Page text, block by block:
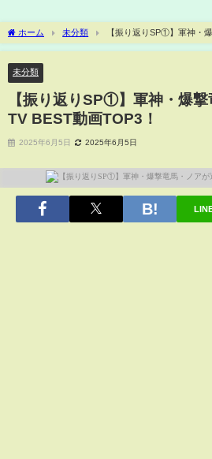
ホーム 未分類
【振り返りSP①】軍神・
画TOP3！
未分類
【振り返りSP①】軍神・爆
TV BEST動画TOP3！
2025年6月5日 2025年6月5日